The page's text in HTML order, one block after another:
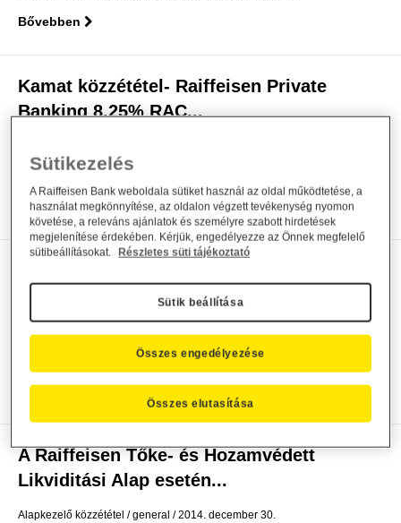
Bővebben
Kamat közzététel- Raiffeisen Private
Banking 8,25% RAC...
Bővebben
HSBC Global Investment Funds SICAV - forgalmazás...
Bővebben
A Raiffeisen Tőke- és Hozamvédett
Likviditási Alap esetén...
Alapkezelő közzététel general 2014. december 30.
Sütikezelés
A Raiffeisen Bank weboldala sütiket használ az oldal működtetése, a
használat megkönnyítése, az oldalon végzett tevékenység nyomon
követése, a releváns ajánlatok és személyre szabott hirdetések
megjelenítése érdekében. Kérjük, engedélyezze az Önnek megfelelő
sütibeállításokat.
Részletes süti tájékoztató
Sütik beállítása
Összes elutasítása
Összes engedélyezése